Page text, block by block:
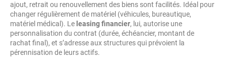
ajout, retrait ou renouvellement des biens sont facilités. Idéal pour
changer régulièrement de matériel (véhicules, bureautique,
matériel médical). Le leasing financier, lui, autorise une
personnalisation du contrat (durée, échéancier, montant de
rachat final), et s’adresse aux structures qui prévoient la
pérennisation de leurs actifs.